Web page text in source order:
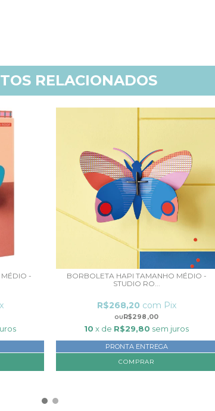
RELACIONADOS
-
BORBOLETA HAPI TAMANHO MÉDIO -
STUDIO RO...
R$298,00
R$268,20 com Pix
10 x de R$29,80 sem juros
PRONTA ENTREGA